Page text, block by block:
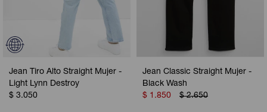
Jean Tiro Alto Straight Mujer -
Light Lynn Destroy
$ 3.050
Jean Classic Straight Mujer -
Black Wash
$ 1.850 $ 2.650